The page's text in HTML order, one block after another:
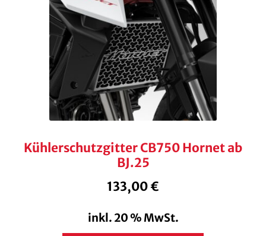
Kühlerschutzgitter CB750 Hornet ab
BJ.25
133,00€
inkl. 20 % MwSt.